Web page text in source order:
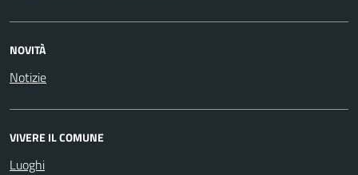
NOVITÀ
Notizie
VIVERE IL COMUNE
Luoghi